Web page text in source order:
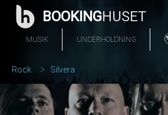
BOOKINGHUSET
MUSIK UNDERHOLDNING
Rock Silvera